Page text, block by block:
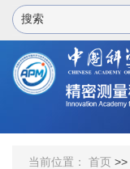
当前位置： 首页 >>